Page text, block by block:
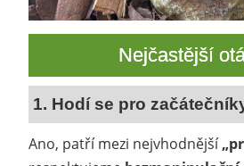
Nejčastější
1. Hodí se pro
Ano, patří mezi nejvhodnější